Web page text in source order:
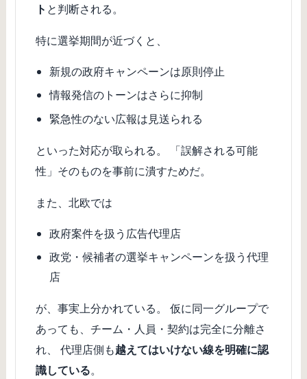
ト と判断される。
特に選挙期間が近づくと、
新規の政府キャンペーンは原則停止
情報発信のトーンはさらに抑制
緊急性のない広報は見送られる
といった対応が取られる。 「誤解される可能
性」そのものを事前に潰すためだ。
また、北欧では
政府案件を扱う広告代理店
政党・候補者の選挙キャンペーンを扱う代理
店
が、事実上分かれている。 仮に同一グループで
あっても、チーム・人員・契約は完全に分離さ
れ、 代理店側も越えてはいけない線を明確に認
識している。